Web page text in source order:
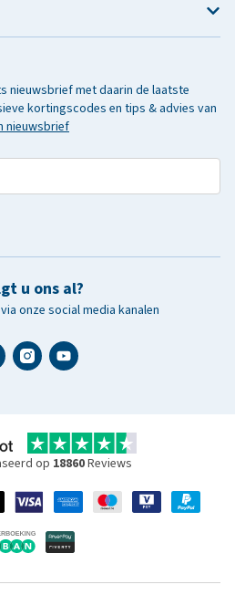
nieuwsbrief met daarin de laatste
kortingscodes en tips & advies van
nieuwsbrief
u ons al?
onze social media kanalen
op 18860Reviews